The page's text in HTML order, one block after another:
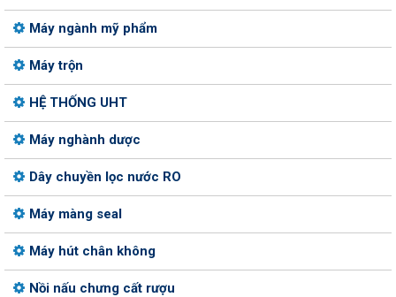
Máy ngành mỹ phẩm
Máy trộn
HỆ THỐNG UHT
Máy nghành dược
Dây chuyền lọc nước RO
Máy màng seal
Máy hút chân không
Nồi nấu chưng cất rượu